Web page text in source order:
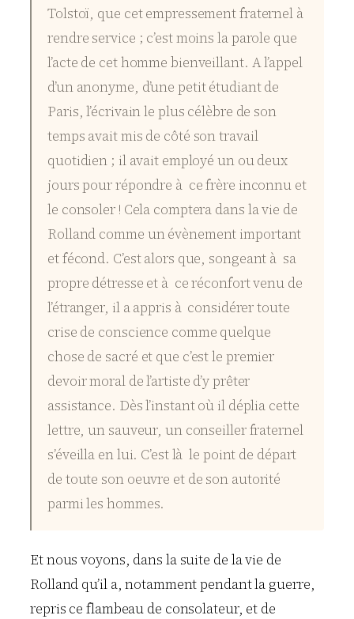
Tolstoï, que cet empressement fraternel à
rendre service ; c’est moins la parole que
l’acte de cet homme bienveillant. A l’appel
d’un anonyme, d’une petit étudiant de
Paris, l’écrivain le plus célèbre de son
temps avait mis de côté son travail
quotidien ; il avait employé un ou deux
jours pour répondre à ce frère inconnu et
le consoler ! Cela comptera dans la vie de
Rolland comme un évènement important
et fécond. C’est alors que, songeant à sa
propre détresse et à ce réconfort venu de
l’étranger, il a appris à considérer toute
crise de conscience comme quelque
chose de sacré et que c’est le premier
devoir moral de l’artiste d’y prêter
assistance. Dès l’instant où il déplia cette
lettre, un sauveur, un conseiller fraternel
s’éveilla en lui. C’est là le point de départ
de toute son oeuvre et de son autorité
parmi les hommes.
Et nous voyons, dans la suite de la vie de
Rolland qu’il a, notamment pendant la guerre,
repris ce flambeau de consolateur, et de